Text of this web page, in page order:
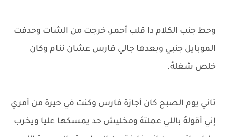
وحط جنب الكلام دا قلب أحمر، خرجت من الشات وحدفت
الموبايل جنبي وبعدها جالي فارس عشان ننام وكان
خلص شغلهُ.
تاني يوم الصبح كان أجازة فارس وكنت في حيرة من أمري
إني أقولهُ باللي عملتهُ ومخليش حد يمسكها عليا ويخرب